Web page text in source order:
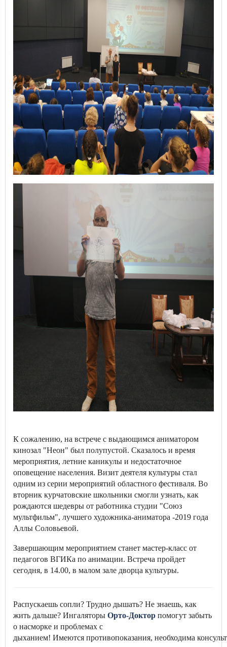
К сожалению, на встрече с выдающимся аниматором
кинозал "Неон" был полупустой. Сказалось и время
мероприятия, летние каникулы и недостаточное
оповещение населения. Визит деятеля культуры стал
одним из серии мероприятий областного фестиваля. Во
вторник курчатовские школьники смогли узнать, как
рождаются шедевры от работника студии "Союз
мультфильм", лучшего художника-аниматора -2019 года
Аллы Соловьевой.
Завершающим мероприятием станет мастер-класс от
педагогов ВГИКа по анимации. Встреча пройдет
сегодня, в 14.00, в малом зале дворца культуры.
Распускаешь сопли? Трудно дышать? Не знаешь, как
жить дальше? Ингаляторы Орто-Доктор помогут забыть
о насморке и проблемах с
дыханием! Имеются противопоказания, необходима